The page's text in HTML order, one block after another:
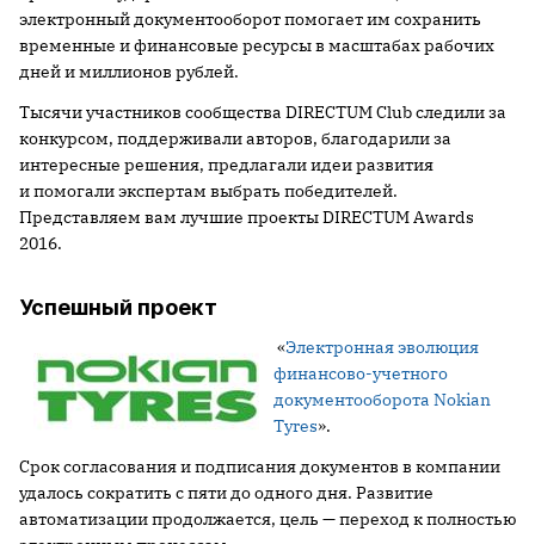
электронный документооборот помогает им сохранить
временные и финансовые ресурсы в масштабах рабочих
дней и миллионов рублей.
Тысячи участников сообщества DIRECTUM Club следили за
конкурсом, поддерживали авторов, благодарили за
интересные решения, предлагали идеи развития
и помогали экспертам выбрать победителей.
Представляем вам лучшие проекты DIRECTUM Awards
2016.
Успешный проект
«Электронная эволюция
финансово-учетного
документооборота Nokian
Tyres».
Срок согласования и подписания документов в компании
удалось сократить с пяти до одного дня. Развитие
автоматизации продолжается, цель — переход к полностью